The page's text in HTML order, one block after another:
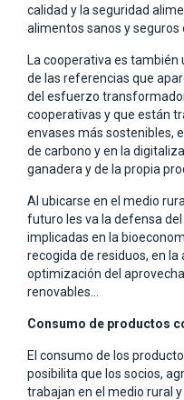
calidad y la seguridad
alimentos sanos y seguros
La cooperativa es también
de las referencias que
del esfuerzo
cooperativas y que están
envases más sostenibles,
de carbono y en la
ganadera y de la propia
Al ubicarse en el medio
futuro les va la defensa
implicadas en la
recogida de residuos, en
optimización del
renovables…
Consumo de productos
El consumo de los
posibilita que los socios,
trabajan en el medio rural